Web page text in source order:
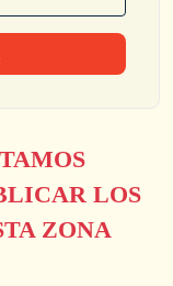
LOS
ZONA